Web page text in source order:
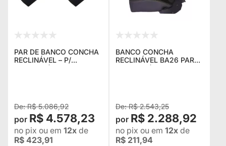
PAR DE BANCO CONCHA
RECLINÁVEL – P/
TROLLER (ANOS 2004
R$ 5.086,92
R$ 4.578,23
no pix ou em 12x de
R$ 423,91
BANCO CONCHA
RECLINÁVEL BA26 PARA
TROLLER (ANOS 2004
R$ 2.543,25
R$ 2.288,92
no pix ou em 12x de
R$ 211,94